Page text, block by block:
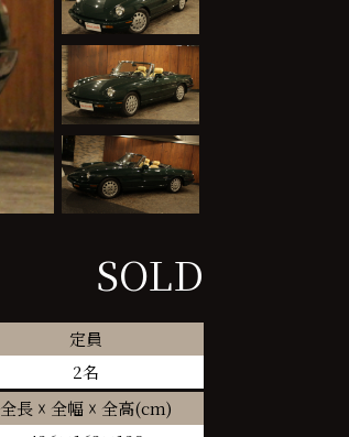
SOLD
定員
2名
全長 ☓ 全幅 ☓ 全高(cm)